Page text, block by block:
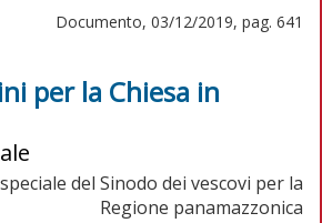
Documento, 03/12/2019, pag. 641
per la Chiesa in
del Sinodo dei vescovi per la
Regione panamazzonica